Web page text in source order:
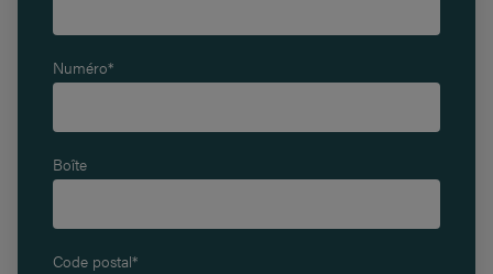
Numéro*
Boîte
Code postal*